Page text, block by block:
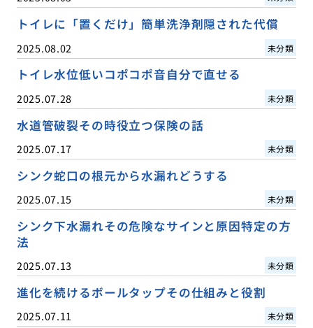
トイレに「置くだけ」簡単洗浄剤隠された代償
2025.08.02 未分類
トイレ水位低いコポコポ音自分で直せる
2025.07.28 未分類
水道管破裂その時役立つ保険の話
2025.07.17 未分類
シンク蛇口の根元から水漏れどうする
2025.07.15 未分類
シンク下水漏れその危険なサインと原因特定の方
法
2025.07.13 未分類
進化を続けるボールタップその仕組みと役割
2025.07.11 未分類